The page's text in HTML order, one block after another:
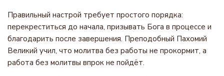
Правильный настрой требует простого порядка:
перекреститься до начала, призывать Бога в процессе и
благодарить после завершения. Преподобный Пахомий
Великий учил, что молитва без работы не прокормит, а
работа без молитвы впрок не пойдёт.